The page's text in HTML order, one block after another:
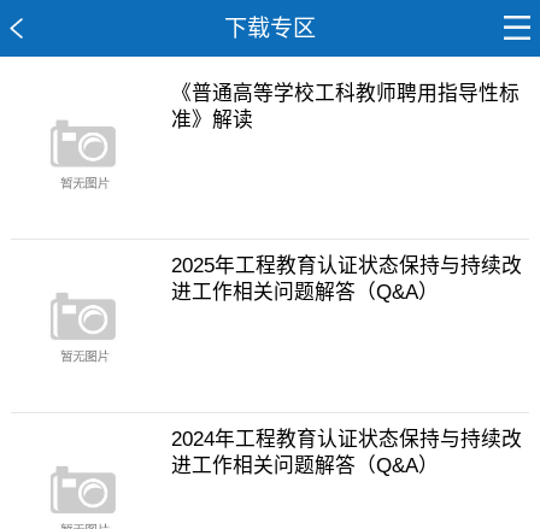
下载专区
《普通高等学校工科教师聘用指导性标
准》解读
2025年工程教育认证状态保持与持续改
进工作相关问题解答（Q&A）
2024年工程教育认证状态保持与持续改
进工作相关问题解答（Q&A）